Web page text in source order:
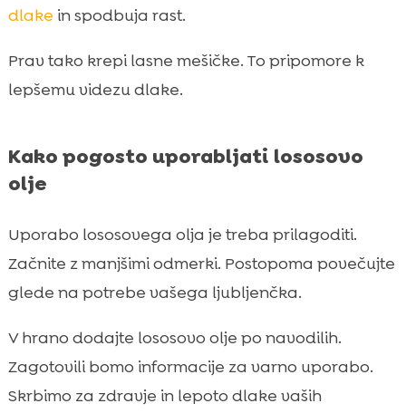
dlake in spodbuja rast.
Prav tako krepi lasne mešičke. To pripomore k
lepšemu videzu dlake.
Kako pogosto uporabljati lososovo
olje
Uporabo lososovega olja je treba prilagoditi.
Začnite z manjšimi odmerki. Postopoma povečujte
glede na potrebe vašega ljubljenčka.
V hrano dodajte lososovo olje po navodilih.
Zagotovili bomo informacije za varno uporabo.
Skrbimo za zdravje in lepoto dlake vaših